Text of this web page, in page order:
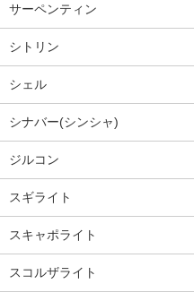
サーペンティン
シトリン
シェル
シナバー(シンシャ)
ジルコン
スギライト
スキャポライト
スコルザライト